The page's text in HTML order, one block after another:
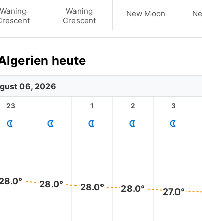
Waning
Waning
Crescent
New Moon
heute
06, 2026
23
28.0°
1
28.0°
2
28.0°
3
27.0°